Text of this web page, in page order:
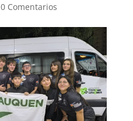
0 Comentarios